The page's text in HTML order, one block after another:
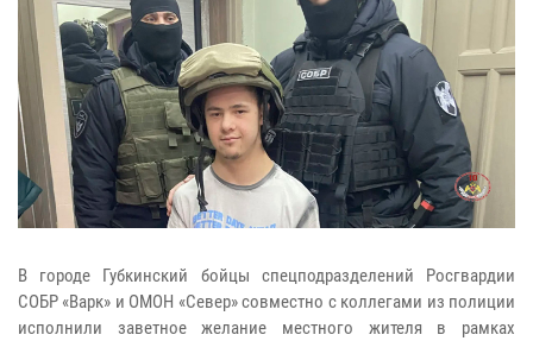
В городе Губкинский бойцы спецподразделений Росгвардии
СОБР «Варк» и ОМОН «Север» совместно с коллегами из полиции
исполнили заветное желание местного жителя в рамках